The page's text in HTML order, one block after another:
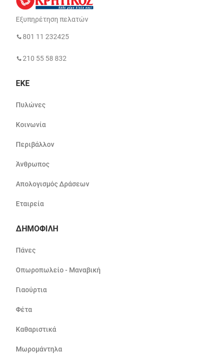
Εξυπηρέτηση πελατών
801 11 232425
210 55 58 832
ΕΚΕ
Πυλώνες
Κοινωνία
Περιβάλλον
Άνθρωπος
Απολογισμός Δράσεων
Εταιρεία
ΔΗΜΟΦΙΛΗ
Πάνες
Οπωροπωλείο - Μαναβική
Γιαούρτια
Φέτα
Καθαριστικά
Μωρομάντηλα